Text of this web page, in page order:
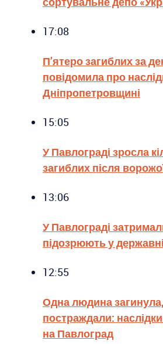
17:08
П’ятеро загиблих за
повідомила про
Дніпропетровщині
15:05
У Павлограді зросла
загиблих після
13:06
У Павлограді
підозрюють у
12:55
Одна людина
постраждали:
на Павлоград